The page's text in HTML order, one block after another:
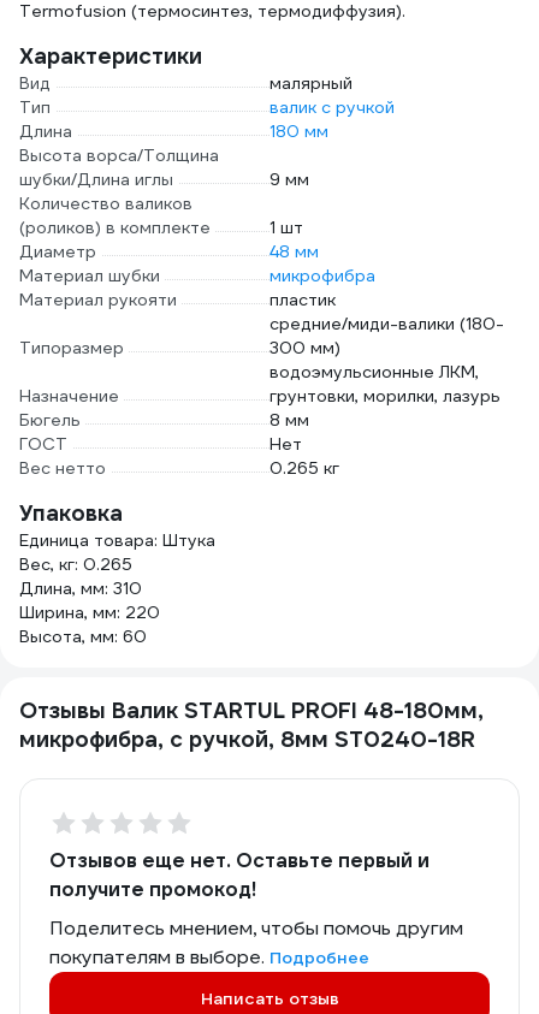
Termofusion (термосинтез, термодиффузия).
Характеристики
Вид
малярный
Тип
валик с ручкой
Длина
180 мм
Высота ворса/Толщина
шубки/Длина иглы
9 мм
Количество валиков
(роликов) в комплекте
1 шт
Диаметр
48 мм
Материал шубки
микрофибра
Материал рукояти
пластик
Типоразмер
средние/миди-валики (180-
300 мм)
Назначение
водоэмульсионные ЛКМ,
грунтовки, морилки, лазурь
Бюгель
8 мм
ГОСТ
Нет
Вес нетто
0.265 кг
Упаковка
Единица товара: Штука
Вес, кг: 0.265
Длина, мм: 310
Ширина, мм: 220
Высота, мм: 60
Отзывы Валик STARTUL PROFI 48-180мм,
микрофибра, с ручкой, 8мм ST0240-18R
Отзывов еще нет. Оставьте первый и
получите промокод!
Поделитесь мнением, чтобы помочь другим
покупателям в выборе. Подробнее
Написать отзыв